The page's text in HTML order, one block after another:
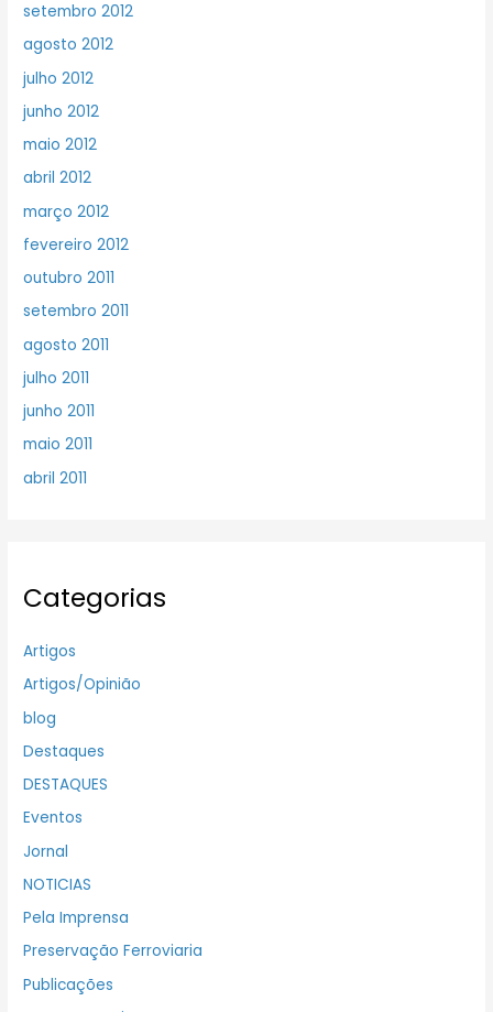
setembro 2012
agosto 2012
julho 2012
junho 2012
maio 2012
abril 2012
março 2012
fevereiro 2012
outubro 2011
setembro 2011
agosto 2011
julho 2011
junho 2011
maio 2011
abril 2011
Categorias
Artigos
Artigos/Opinião
blog
Destaques
DESTAQUES
Eventos
Jornal
NOTICIAS
Pela Imprensa
Preservação Ferroviaria
Publicações